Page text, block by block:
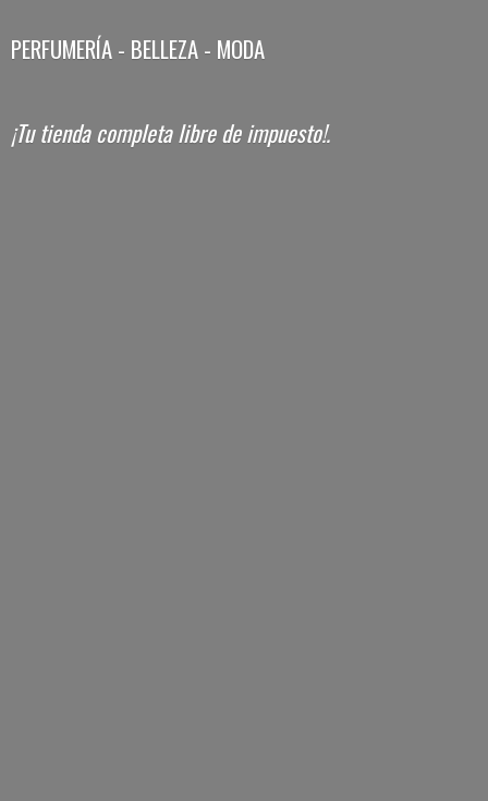
PERFUMERÍA - BELLEZA - MODA
¡Tu tienda completa librede impuesto!.